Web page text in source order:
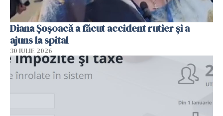
Diana Șoșoacă a făcut accident rutier și a
ajuns la spital
30 IULIE 2026